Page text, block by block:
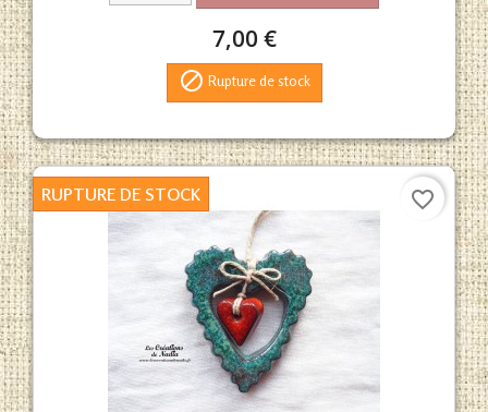
7,00 €
 Rupture de stock
RUPTURE DE STOCK favorite_border